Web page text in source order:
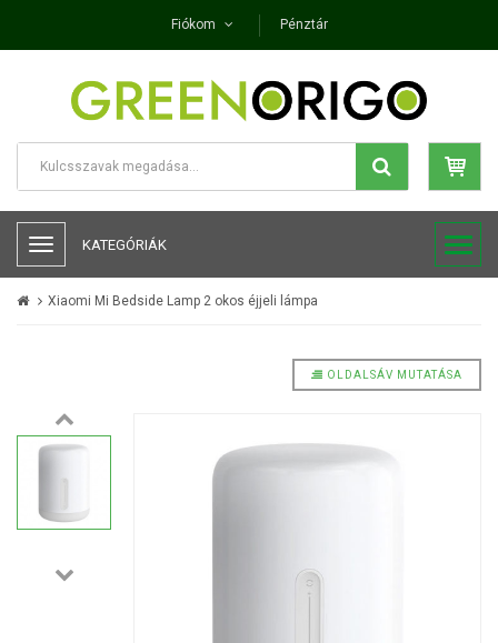
Fiókom Pénztár
KATEGÓRIÁK
Xiaomi Mi Bedside Lamp 2 okos éjjeli lámpa
OLDALSÁV MUTATÁSA